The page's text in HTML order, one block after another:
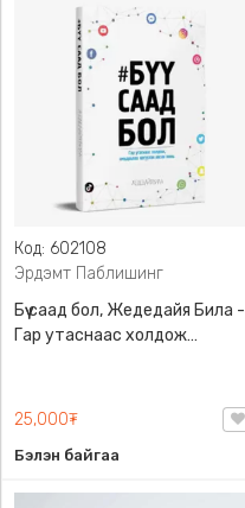
Код: 602108
Эрдэмт Паблишинг
Бүү саад бол, Жедедайя Била -
Гар утаснаас холдож
9789919235192
25,000₮
Бэлэн байгаа